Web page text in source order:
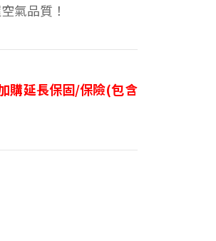
氣品質！
購延長保固/保險(包含